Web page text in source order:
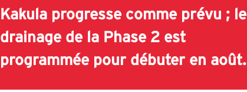
Kakula progresse comme prévu ; le
drainage de la Phase 2 est
programmée pour débuter en août.